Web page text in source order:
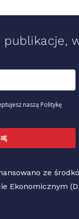
naszą Politykę
ze
Ekonomicznym